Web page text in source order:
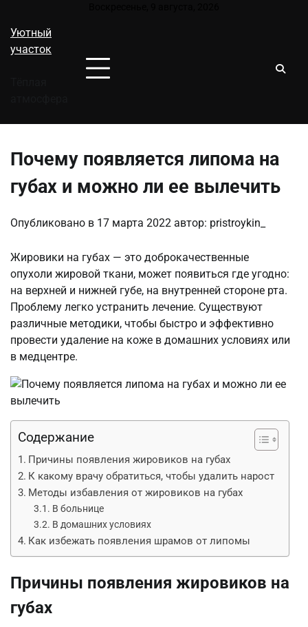
содержимому
Уютный
участок
Почему появляется липома на
губах и можно ли ее вылечить
Опубликовано в 17 марта 2022 автор: pristroykin_
Жировики на губах — это доброкачественные
опухоли жировой ткани, может появиться где угодно:
на верхней и нижней губе, на внутренней стороне рта.
Проблему легко устранить лечение. Существуют
различные методики, чтобы быстро и эффективно
провести удаление на коже в домашних условиях или
в медцентре.
Содержание
Причины появления жировиков на губах
К какому врачу обратиться, чтобы удалить нарост
Методы избавления от жировиков на губах
В больнице
В домашних условиях
Как избежать появления шрамов от липомы
Причины появления жировиков на
губах